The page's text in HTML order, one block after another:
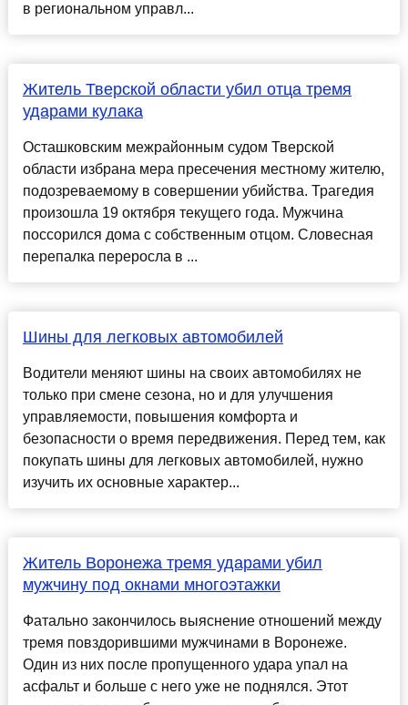
в региональном управл...
Житель Тверской области убил отца тремя
ударами кулака
Осташковским межрайонным судом Тверской
области избрана мера пресечения местному жителю,
подозреваемому в совершении убийства. Трагедия
произошла 19 октября текущего года. Мужчина
поссорился дома с собственным отцом. Словесная
перепалка переросла в ...
Шины для легковых автомобилей
Водители меняют шины на своих автомобилях не
только при смене сезона, но и для улучшения
управляемости, повышения комфорта и
безопасности о время передвижения. Перед тем, как
покупать шины для легковых автомобилей, нужно
изучить их основные характер...
Житель Воронежа тремя ударами убил
мужчину под окнами многоэтажки
Фатально закончилось выяснение отношений между
тремя повздорившими мужчинами в Воронеже.
Один из них после пропущенного удара упал на
асфальт и больше с него уже не поднялся. Этот